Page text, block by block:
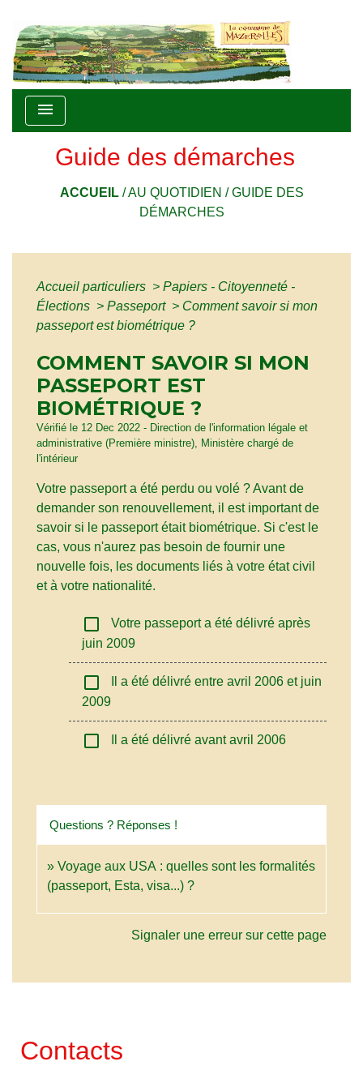
menu
Guide des démarches
ACCUEIL/AU QUOTIDIEN /GUIDE DES
DÉMARCHES
Accueil particuliers > Papiers - Citoyenneté -
Élections > Passeport > Comment savoir si mon
passeport est biométrique ?
COMMENT SAVOIR SI MON
PASSEPORT EST
BIOMÉTRIQUE ?
Vérifié le 12 Dec 2022 - Direction de l'information légale et
administrative (Première ministre), Ministère chargé de
l'intérieur
Votre passeport a été perdu ou volé ? Avant de
demander son renouvellement, il est important de
savoir si le passeport était biométrique. Si c'est le
cas, vous n'aurez pas besoin de fournir une
nouvelle fois, les documents liés à votre état civil
et à votre nationalité.
check_box_outline_blank
Votre passeport a été délivré après
juin 2009
check_box_outline_blank
Il a été délivré entre avril 2006 et juin
2009
check_box_outline_blank Il a été délivré avant avril 2006
Questions ? Réponses !
Voyage aux USA : quelles sont les formalités
(passeport, Esta, visa...) ?
Signaler une erreur sur cette page
Contacts